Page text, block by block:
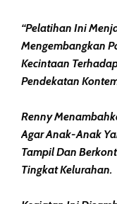
“Pelatihan Ini
Mengembangkan
Kecintaan
Pendekatan
Renny
Agar Anak-Anak
Tampil Dan
Tingkat Kelurahan.